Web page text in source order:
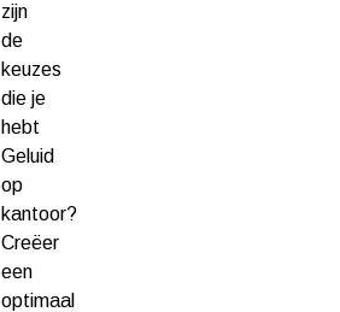
zijn
de
keuzes
die je
hebt
Geluid
op
kantoor?
Creëer
een
optimaal